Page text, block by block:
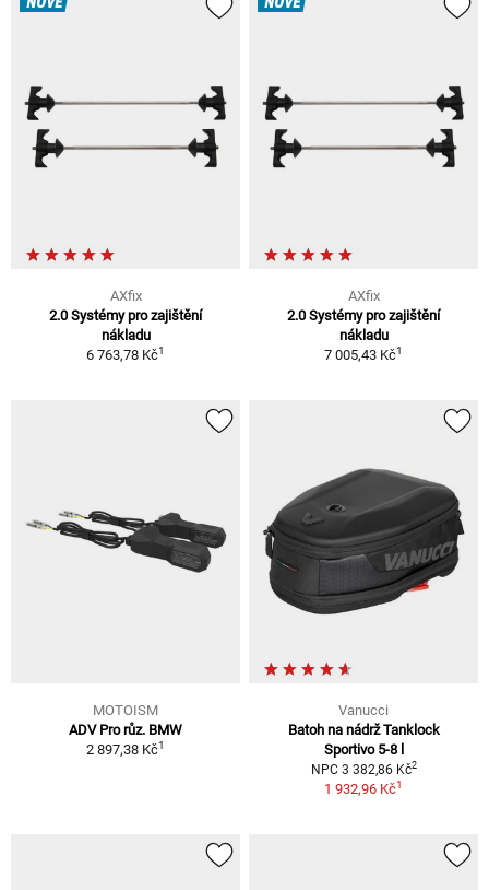
NOVÉ
AXfix
2.0 Systémy pro zajištění
nákladu
6 763,78 Kč1
NOVÉ
AXfix
2.0 Systémy pro zajištění
nákladu
7 005,43 Kč1
MOTOISM
ADV Pro růz. BMW
2 897,38 Kč1
Vanucci
Batoh na nádrž Tanklock
Sportivo 5-8 l
NPC 3 382,86 Kč2
1 932,96 Kč1